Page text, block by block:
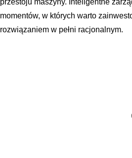
przestoju maszyny. Inteligentne
momentów, w których warto
rozwiązaniem w pełni racjonalnym.